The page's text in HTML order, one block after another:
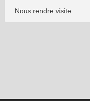
Nous rendre visite